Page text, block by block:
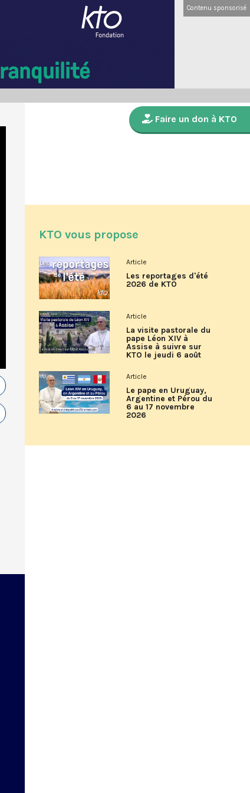
Contenu sponsorisé
Faire un don à KTO
KTO vous propose
Article
Les reportages d'été
2026 de KTO
Article
La visite pastorale du
pape Léon XIV à
Assise à suivre sur
KTO le jeudi 6 août
Article
Le pape en Uruguay,
Argentine et Pérou du
6 au 17 novembre
2026